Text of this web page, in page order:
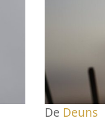
De Deuns